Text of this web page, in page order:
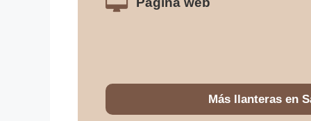
Más llanteras en